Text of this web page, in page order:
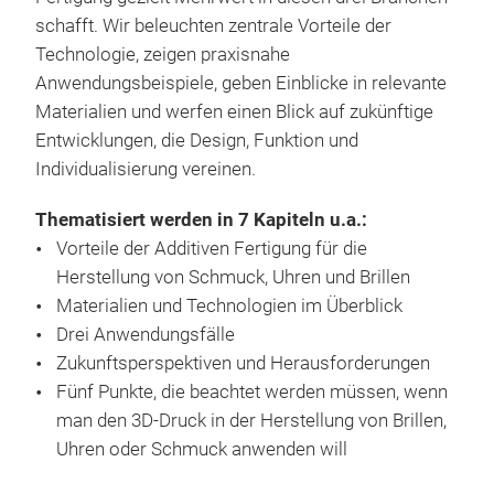
schafft. Wir beleuchten zentrale Vorteile der
Technologie, zeigen praxisnahe
Anwendungsbeispiele, geben Einblicke in relevante
Materialien und werfen einen Blick auf zukünftige
Entwicklungen, die Design, Funktion und
Individualisierung vereinen.
Thematisiert werden in 7 Kapiteln u.a.:
Vorteile der Additiven Fertigung für die
Herstellung von Schmuck, Uhren und Brillen
Materialien und Technologien im Überblick
Drei Anwendungsfälle
Zukunftsperspektiven und Herausforderungen
Fünf Punkte, die beachtet werden müssen, wenn
man den 3D-Druck in der Herstellung von Brillen,
Uhren oder Schmuck anwenden will